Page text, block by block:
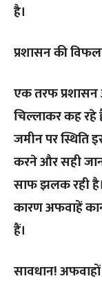
है।
प्रशासन की
एक तरफ प्रशासन
चिल्लाकर कह रहे
जमीन पर स्थिति
करने और सही
साफ झलक रही
कारण अफवाहें
हैं।
सावधान!